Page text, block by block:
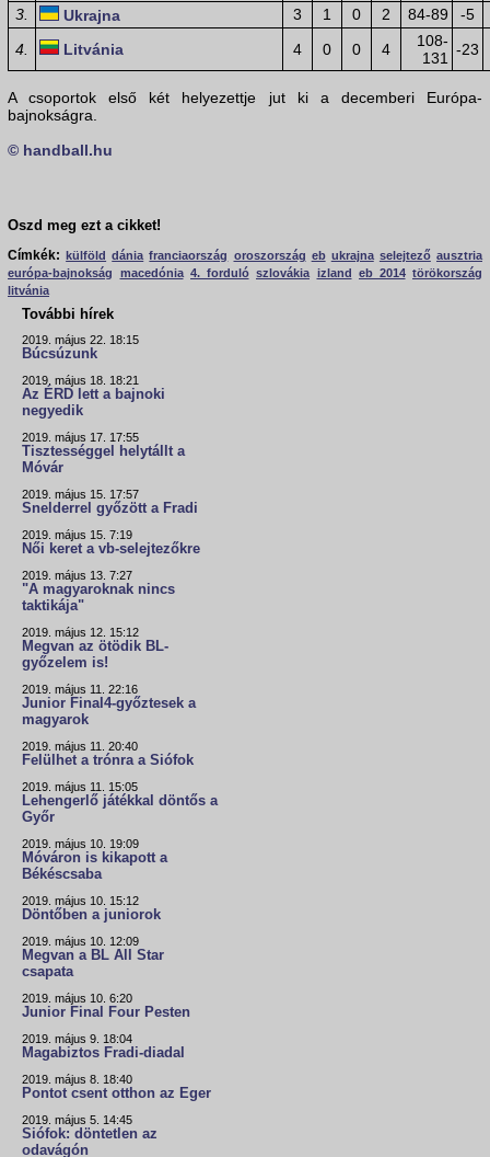
3.
Ukrajna 3 1 0 2 84-89
-5
4.
Litvánia 4 0 0 4
108-
131 -23
A csoportok első két helyezettje jut ki a decemberi Európa-
bajnokságra.
© handball.hu
Oszd meg ezt a cikket!
Címkék:
külföld dánia franciaország oroszország eb ukrajna selejtező ausztria
európa-bajnokság
macedónia 4. forduló szlovákia izland eb 2014 törökország
litvánia
További hírek
2019. május 22. 18:15
Búcsúzunk
2019. május 18. 18:21
Az ÉRD lett a bajnoki
negyedik
2019. május 17. 17:55
Tisztességgel helytállt a
Móvár
2019. május 15. 17:57
Snelderrel győzött a Fradi
2019. május 15. 7:19
Női keret a vb-selejtezőkre
2019. május 13. 7:27
"A magyaroknak nincs
taktikája"
2019. május 12. 15:12
Megvan az ötödik BL-
győzelem is!
2019. május 11. 22:16
Junior Final4-győztesek a
magyarok
2019. május 11. 20:40
Felülhet a trónra a Siófok
2019. május 11. 15:05
Lehengerlő játékkal döntős a
Győr
2019. május 10. 19:09
Móváron is kikapott a
Békéscsaba
2019. május 10. 15:12
Döntőben a juniorok
2019. május 10. 12:09
Megvan a BL All Star
csapata
2019. május 10. 6:20
Junior Final Four Pesten
2019. május 9. 18:04
Magabiztos Fradi-diadal
2019. május 8. 18:40
Pontot csent otthon az Eger
2019. május 5. 14:45
Siófok: döntetlen az
odavágón